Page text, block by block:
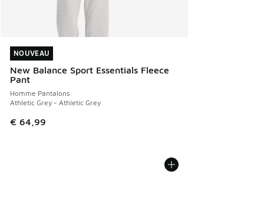
NOUVEAU
New Balance Sport Essentials Fleece
Pant
Homme Pantalons
Athletic Grey - Athletic Grey
€ 64,99
NOUVEAU